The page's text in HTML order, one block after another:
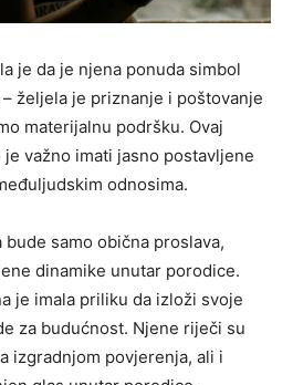
je da je njena ponuda simbol
željela je priznanje i poštovanje
materijalnu podršku. Ovaj
važno imati jasno postavljene
odnosima.
samo obična proslava,
dinamike unutar porodice.
je imala priliku da izloži svoje
za budućnost. Njene riječi su
izgradnjom povjerenja, ali i